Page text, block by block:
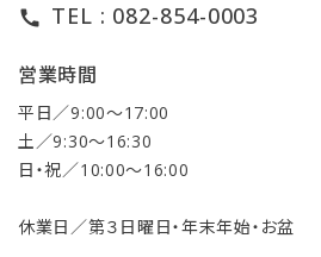
call TEL : 082-854-0003
営業時間
平日／9:00〜17:00
土／9:30〜16:30
日・祝／10:00〜16:00
休業日／第３日曜日・年末年始・お盆